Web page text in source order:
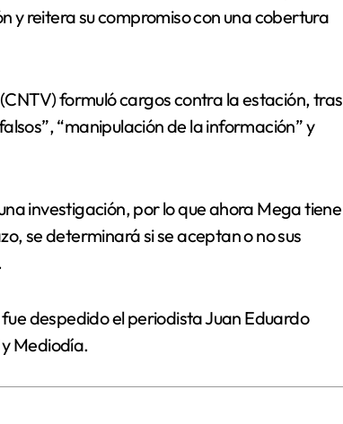
y reitera su compromiso con una cobertura
formuló cargos contra la estación, tras
“manipulación de la información” y
investigación, por lo que ahora Mega tiene
se determinará si se aceptan o no sus
despedido el periodista Juan Eduardo
Mediodía.